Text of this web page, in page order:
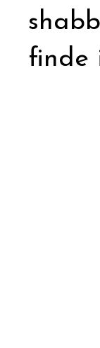
finde